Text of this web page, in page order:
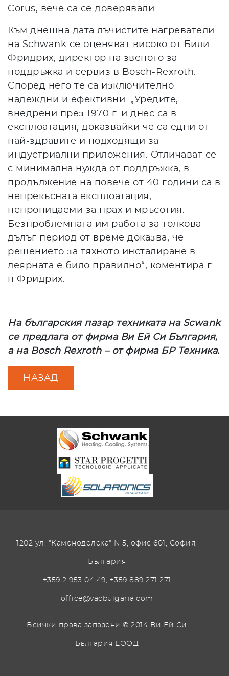
Corus, вече са се доверявали.
Към днешна дата лъчистите нагреватели
на Schwank се оценяват високо от Били
Фридрих, директор на звеното за
поддръжка и сервиз в Bosch-Rexroth.
Според него те са изключително
надеждни и ефективни. „Уредите,
внедрени през 1970 г. и днес са в
експлоатация, доказвайки че са едни от
най-здравите и подходящи за
индустриални приложения. Отличават се
с минимална нужда от поддръжка, в
продължение на повече от 40 години са в
непрекъсната експлоатация,
непроницаеми за прах и мръсотия.
Безпроблемната им работа за толкова
дълъг период от време доказва, че
решението за тяхното инсталиране в
леярната е било правилно“, коментира г-
н Фридрих.
На българския пазар техниката на Scwank
се предлага от фирма Ви Ей Си България,
а на Bosch Rexroth – от фирма БР Техника.
НАЗАД
1202 ул. "Каменоделска" N 5, офис 601, София,
България
+359 2 953 04 49, +359 889 271 271
office@vacbulgaria.com
Всички права запазени © 2014 Ви Ей Си
България ЕООД